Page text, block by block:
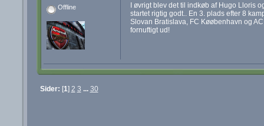
Offline
I øvrigt blev det til indkøb af Hugo Lloris
startet rigtig godt.. En 3. plads efter 8
Slovan Bratislava, FC Køøbenhavn og
fornuftigt ud!
Sider: [1] 2 3 ... 30